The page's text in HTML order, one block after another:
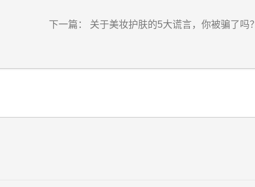
下一篇： 关于美妆护肤的5大谎言，你被骗了吗？